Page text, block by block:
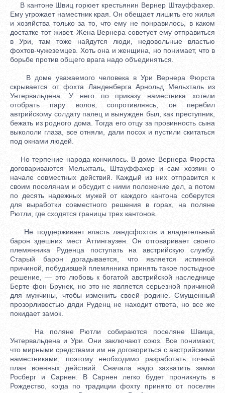
В кантоне Швиц горюет крестьянин Вернер Штауффахер.
Ему угрожает наместник края. Он обещает лишить его жилья
и хозяйства только за то, что ему не понравилось, в каком
достатке тот живет. Жена Вернера советует ему отправиться
в Ури, там тоже найдутся люди, недовольные властью
фохтов-чужеземцев. Хоть она и женщина, но понимает, что в
борьбе против общего врага надо объединяться.
В доме уважаемого человека в Ури Вернера Фюрста
скрывается от фохта Ланденберга Арнольд Мельхталь из
Унтервальдена. У него по приказу наместника хотели
отобрать пару волов, сопротивляясь, он перебил
автрийскому солдату палец и вынужден был, как преступник,
бежать из родного дома. Тогда его отцу за провинность сына
выкололи глаза, все отняли, дали посох и пустили скитаться
под окнами людей.
Но терпение народа кончилось. В доме Вернера Фюрста
договариваются Мельхталь, Штауффахер и сам хозяин о
начале совместных действий. Каждый из них отправится к
своим поселянам и обсудит с ними положение дел, а потом
по десять надежных мужей от каждого кантона соберутся
для выработки совместного решения в горах, на поляне
Рютли, где сходятся границы трех кантонов.
Не поддерживает власть ландсфохтов и владетельный
барон здешних мест Аттингаузен. Он отговаривает своего
племянника Руденца поступать на австрийскую службу.
Старый барон догадывается, что является истинной
причиной, побудившей племянника принять такое постыдное
решение, — это любовь к богатой австрийской наследнице
Берте фон Брунек, но это не является серьезной причиной
для мужчины, чтобы изменить своей родине. Смущенный
прозорливостью дяди Руденц не находит ответа, но все же
покидает замок.
На поляне Рютли собираются поселяне Швица,
Унтервальдена и Ури. Они заключают союз. Все понимают,
что мирными средствами им не договориться с австрийскими
наместниками, поэтому необходимо разработать точный
план военных действий. Сначала надо захватить замки
Росберг и Сарнен. В Сарнен легко будет проникнуть в
Рождество, когда по традиции фохту принято от поселян